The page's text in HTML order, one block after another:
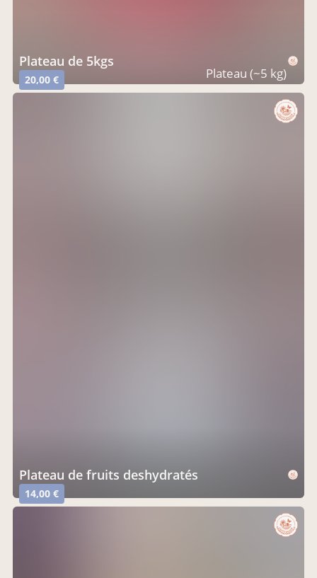
plateau de 5kgs
20,00 € Plateau (~5 kg)
Plateau de fruits deshydratés
14,00 €